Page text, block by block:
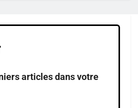
articles dans votre